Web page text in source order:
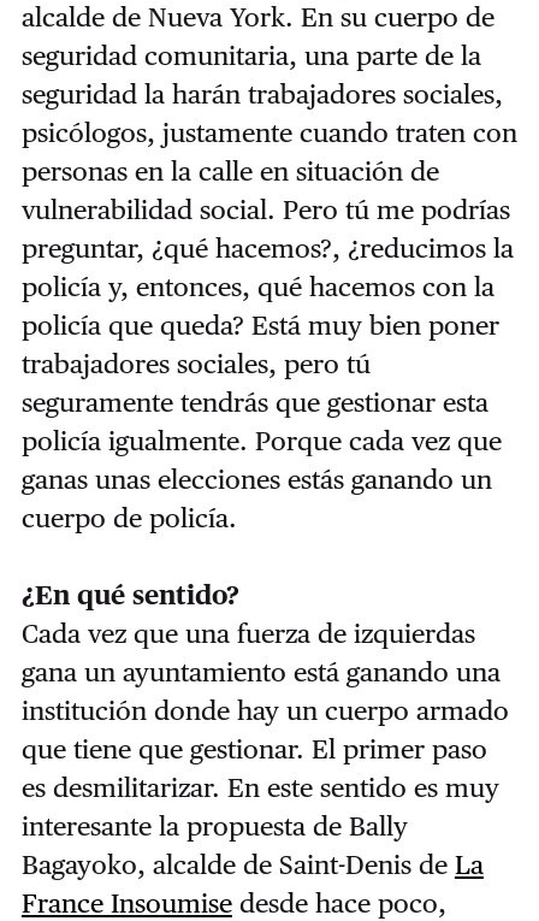
alcalde de Nueva York. En su cuerpo de
seguridad comunitaria, una parte de la
seguridad la harán trabajadores sociales,
psicólogos, justamente cuando traten con
personas en la calle en situación de
vulnerabilidad social. Pero tú me podrías
preguntar, ¿qué hacemos?, ¿reducimos la
policía y, entonces, qué hacemos con la
policía que queda? Está muy bien poner
trabajadores sociales, pero tú
seguramente tendrás que gestionar esta
policía igualmente. Porque cada vez que
ganas unas elecciones estás ganando un
cuerpo de policía.
¿En qué sentido?
Cada vez que una fuerza de izquierdas
gana un ayuntamiento está ganando una
institución donde hay un cuerpo armado
que tiene que gestionar. El primer paso
es desmilitarizar. En este sentido es muy
interesante la propuesta de Bally
Bagayoko, alcalde de Saint-Denis de La
France Insoumisedesde hace poco,